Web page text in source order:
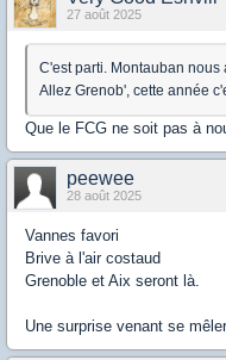
27 août 2025
C'est parti. Montauban nous
Allez Grenob', cette année
Que le FCG ne soit pas à
peewee
28 août 2025
Vannes favori
Brive à l'air costaud
Grenoble et Aix seront là.
Une surprise venant se